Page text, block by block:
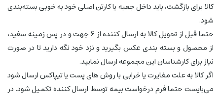
کالا برای بازگشت، باید داخل جعبه یا کارتن اصلی خود به ‏خوبی بسته‌بندی
شود.
حتما قبل از تحویل کالا به ارسال کننده از 6 جهت و در پس زمینه سفید،
از محصول و بسته بندی عکس بگیرید و نزد خود نگه دارید تا در صورت
نیاز برای کارشناسان این مجموعه ارسال نمایید.
اگر کالا به علت مغایرت یا خرابی با روش های پست یا تیپاکس ارسال ‌شود
می‌بایست حتما فرم درخواست بیمه توسط ارسال کننده تکمیل شود. در